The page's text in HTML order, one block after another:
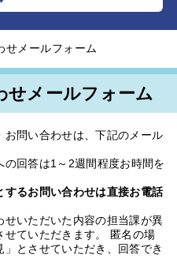
せメールフォーム
せメールフォーム
問い合わせは、下記のメール
回答は1～2週間程度お時間を
るお問い合わせは直接お電話
せいただいた内容の担当課が異
せていただきます。 匿名の場
とさせていただき、回答でき